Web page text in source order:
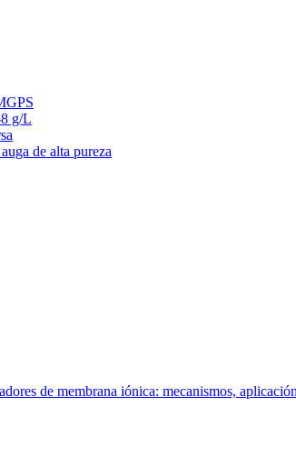
g/L
de alta pureza
de membrana iónica: mecanismos,